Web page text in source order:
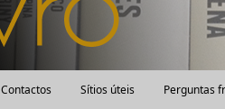
Contactos Sítios úteis Perguntas